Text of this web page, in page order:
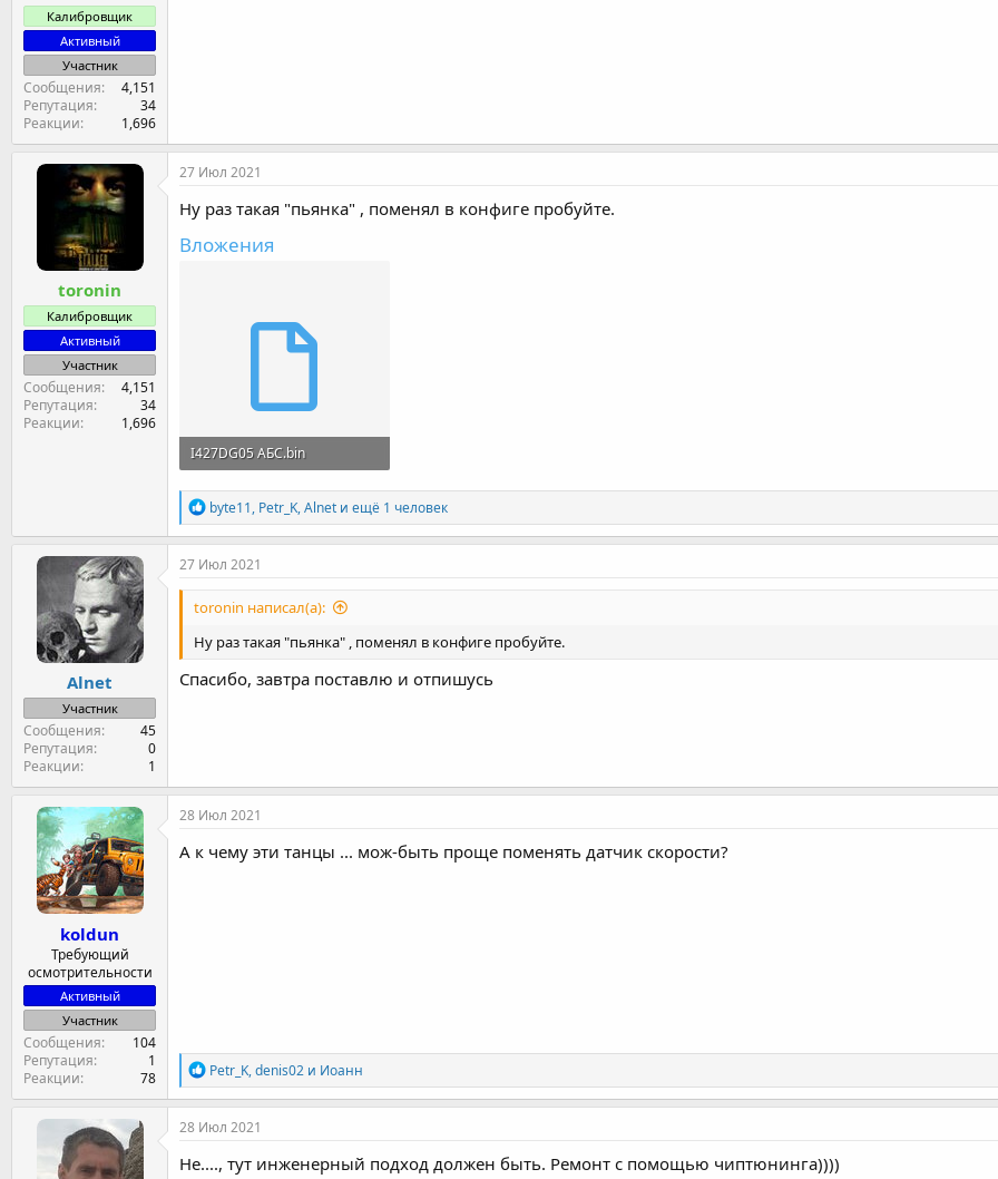
Калибровщик
Активный
Участник
Сообщения
4,151
Репутация
34
Реакции
1,696
toronin
Калибровщик
Активный
Участник
Сообщения
4,151
Репутация
34
Реакции
1,696
27 Июл 2021
Ну раз такая "пьянка" , поменял в конфиге пробуйте.
Вложения
I427DG05 АБС.bin
1.1 MB · Просмотры: 4
Р
е
а
к
и
byte11, Petr_K,Alnet и ещё 1 человек
Alnet
Участник
Сообщения
45
Репутация
0
Реакции
1
27 Июл 2021
toronin написал(а):
Ну раз такая "пьянка" , поменял в конфиге пробуйте.
Спасибо, завтра поставлю и отпишусь
koldun
Требующий
осмотрительности
Активный
Участник
Сообщения
104
Репутация
1
Реакции
78
28 Июл 2021
А к чему эти танцы ... мож-быть проще поменять датчик скорости?
Р
е
а
к
и
Petr_K,denis02 и Иоанн
28 Июл 2021
Не...., тут инженерный подход должен быть. Ремонт с помощью чиптюнинга))))